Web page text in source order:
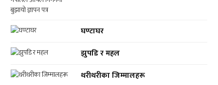
घण्टाघर
झुपडि र महल
थरीथरीका जिम्मालहरू